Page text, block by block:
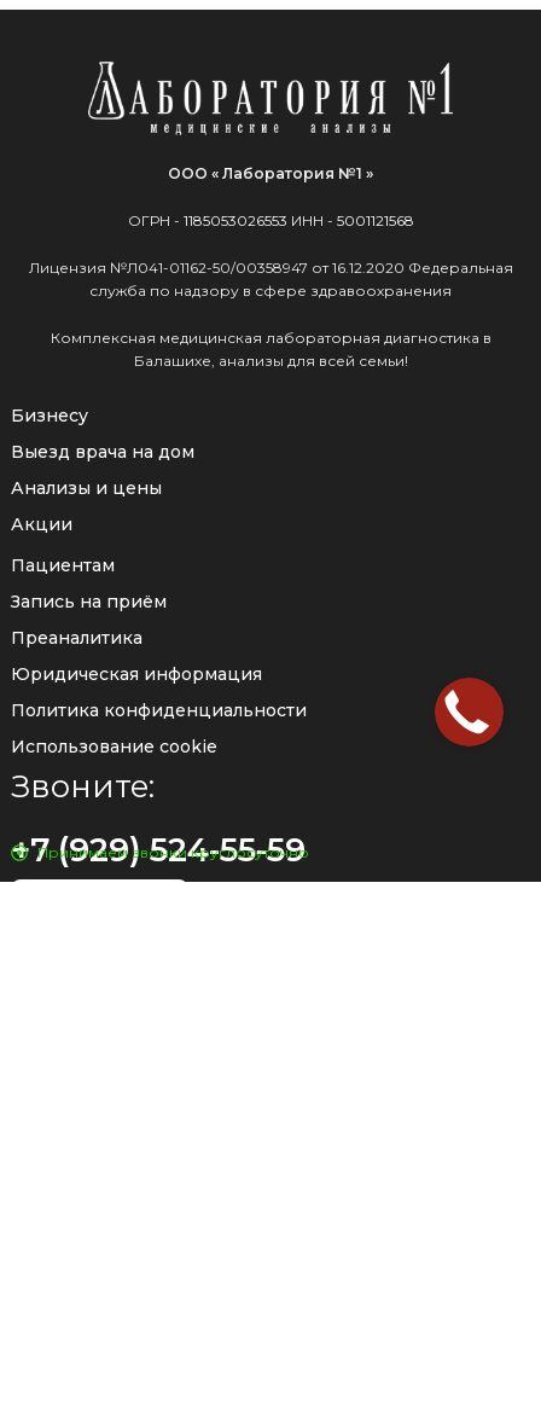
ООО « Лаборатория №1 »
ОГРН - 1185053026553 ИНН - 5001121568
Лицензия №Л041-01162-50/00358947 от 16.12.2020 Федеральная
служба по надзору в сфере здравоохранения
Комплексная медицинская лабораторная диагностика в
Балашихе, анализы для всей семьи!
Бизнесу
Выезд врача на дом
Анализы и цены
Акции
Пациентам
Запись на приём
Преаналитика
Юридическая информация
Политика конфиденциальности
Использование cookie
Звоните:
+7 (929) 524-55-59
Принимаем звонки круглосуточно